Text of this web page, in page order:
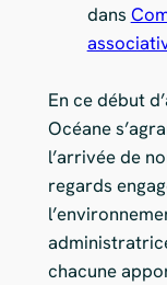
dans
En ce début
Océane
l’arrivée de
regards
chacune